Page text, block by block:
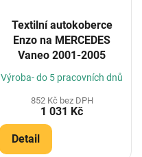
Textilní autokoberce
Enzo na MERCEDES
Vaneo 2001-2005
Výroba- do 5 pracovních dnů
852 Kč bez DPH
1 031 Kč
Detail